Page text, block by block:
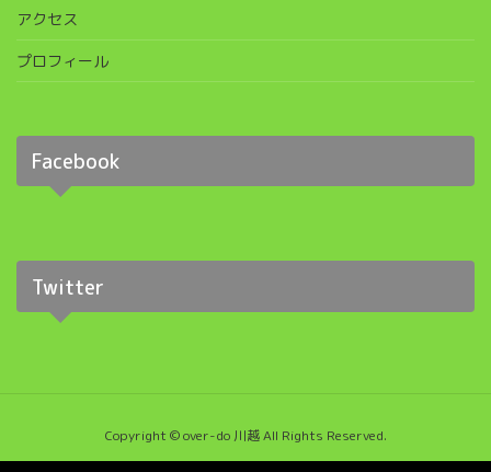
アクセス
プロフィール
Facebook
Twitter
Copyright © over-do 川越 All Rights Reserved.